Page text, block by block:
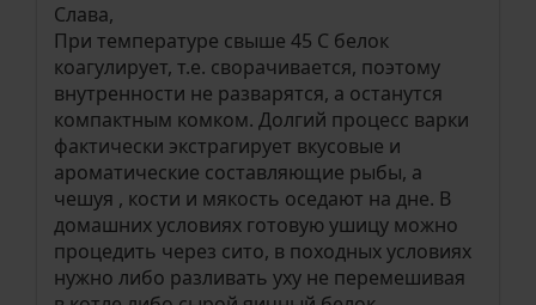
Слава,
При температуре свыше 45 С белок
коагулирует, т.е. сворачивается, поэтому
внутренности не разварятся, а останутся
компактным комком. Долгий процесс варки
фактически экстрагирует вкусовые и
ароматические составляющие рыбы, а
чешуя , кости и мякость оседают на дне. В
домашних условиях готовую ушицу можно
процедить через сито, в походных условиях
нужно либо разливать уху не перемешивая